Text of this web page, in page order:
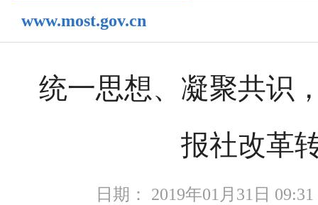
www.most.gov.cn
统一思想、凝聚共识
报社改革
日期： 2019年01月31日